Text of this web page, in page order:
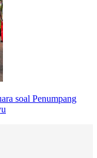
soal Penumpang